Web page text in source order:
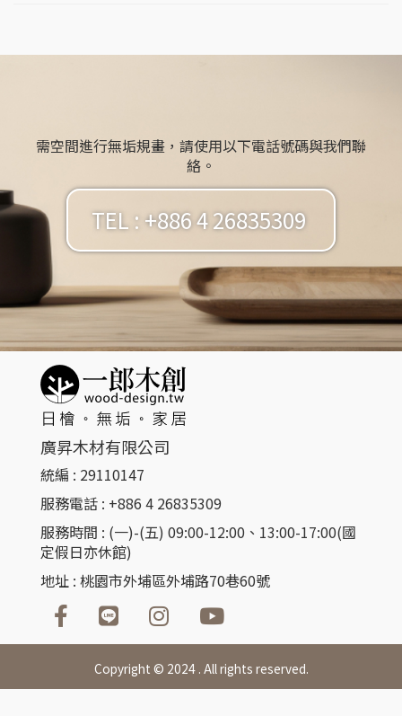
需空間進行無垢規畫，請使用以下電話號碼與我們聯
絡。
TEL : +886 4 26835309
廣昇木材有限公司
統編 : 29110147
服務電話 : +886 4 26835309​
服務時間 : (一)-(五) 09:00-12:00、13:00-17:00(國
定假日亦休館)
地址 : 桃園市外埔區外埔路70巷60號
Copyright © 2024 . All rights reserved.